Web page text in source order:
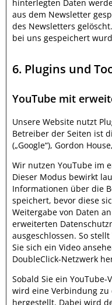
hinterlegten Daten
aus dem Newsletter
des Newsletters
bei uns gespeichert
6. Plugins und
YouTube mit
Unsere Website nutzt
Betreiber der Seiten ist
(„Google“), Gordon
Wir nutzen YouTube im
Dieser Modus bewirkt
Informationen über die
speichert, bevor diese
Weitergabe von Daten
erweiterten
ausgeschlossen. So
Sie sich ein Video
DoubleClick-Netzwerk
Sobald Sie ein
wird eine Verbindung zu
hergestellt. Dabei wird